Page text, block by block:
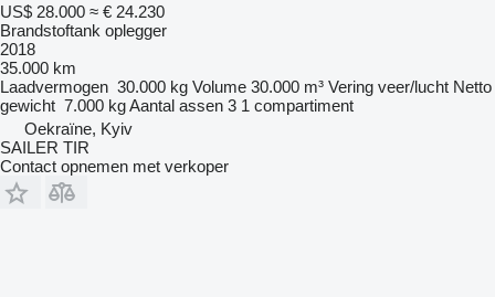
US$ 28.000 ≈ € 24.230
Brandstoftank oplegger
2018
35.000 km
Laadvermogen 30.000 kg Volume 30.000 m³ Vering veer/lucht Netto
gewicht 7.000 kgAantal assen 3 1 compartiment
Oekraïne, Kyiv
SAILER TIR
Contact opnemen met verkoper